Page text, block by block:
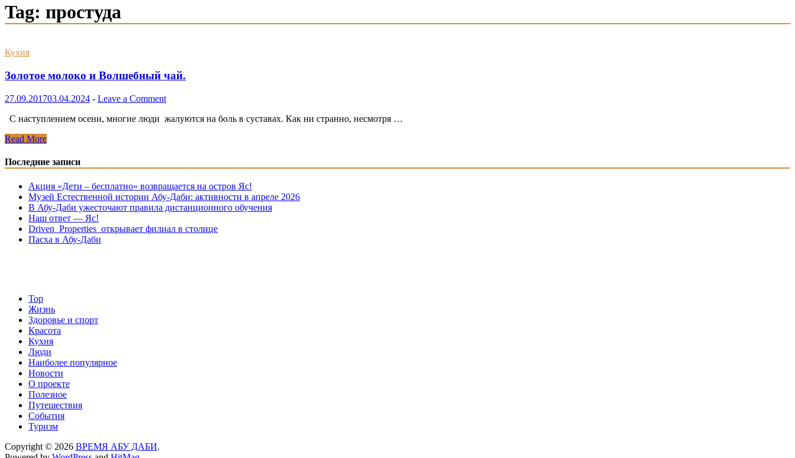
Tag: простуда
Кухня
Золотое молоко и Bолшебный чай.
27.09.201703.04.2024 - Leave a Comment
С наступлением осени, многие люди жалуются на боль в суставах. Как ни странно, несмотря …
Золотое
и
Bолшебный
Read More
Последние записи
Акция «Дети – бесплатно» возвращается на остров Яс!
Музей Eстественной истории Абу-Даби: активности в апреле 2026
В Абу-Даби ужесточают правила дистанционного обучения
Наш ответ — Яс!
Driven Properties открывает филиал в столице
Пасха в Абу-Даби
Top
Жизнь
Здоровье и спорт
Красота
Кухня
Люди
Наиболее популярное
Новости
О проекте
Полезное
Путешествия
События
Туризм
Copyright © 2026 ВРЕМЯ АБУ ДАБИ.